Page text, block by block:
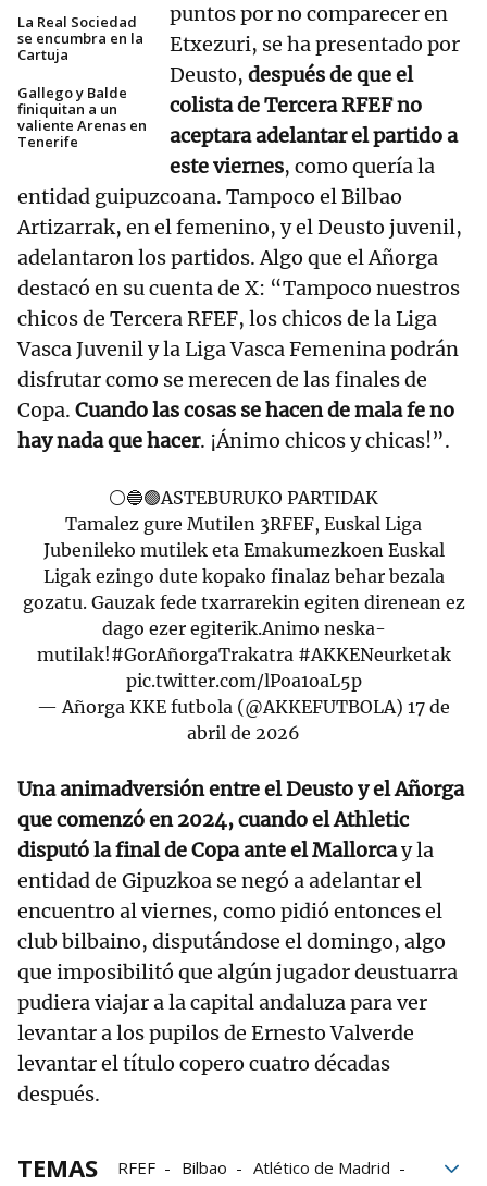
La Real Sociedad
se encumbra en la
Cartuja
Gallego y Balde
finiquitan a un
valiente Arenas en
Tenerife
puntos por no comparecer en
Etxezuri, se ha presentado por
Deusto, después de que el
colista de Tercera RFEF no
aceptara adelantar el partido a
este viernes, como quería la
entidad guipuzcoana. Tampoco el Bilbao
Artizarrak, en el femenino, y el Deusto juvenil,
adelantaron los partidos. Algo que el Añorga
destacó en su cuenta de X: “Tampoco nuestros
chicos de Tercera RFEF, los chicos de la Liga
Vasca Juvenil y la Liga Vasca Femenina podrán
disfrutar como se merecen de las finales de
Copa. Cuando las cosas se hacen de mala fe no
hay nada que hacer. ¡Ánimo chicos y chicas!”.
⚪️🔵🟢ASTEBURUKO PARTIDAK
Tamalez gure Mutilen 3RFEF, Euskal Liga
Jubenileko mutilek eta Emakumezkoen Euskal
Ligak ezingo dute kopako finalaz behar bezala
gozatu. Gauzak fede txarrarekin egiten direnean ez
dago ezer egiterik.Animo neska-
mutilak!#GorAñorgaTrakatra #AKKENeurketak
pic.twitter.com/lPoa1oaL5p
— Añorga KKE futbola (@AKKEFUTBOLA) 17 de
abril de 2026
Una animadversión entre el Deusto y el Añorga
que comenzó en 2024, cuando el Athletic
disputó la final de Copa ante el Mallorcay la
entidad de Gipuzkoa se negó a adelantar el
encuentro al viernes, como pidió entonces el
club bilbaino, disputándose el domingo, algo
que imposibilitó que algún jugador deustuarra
pudiera viajar a la capital andaluza para ver
levantar a los pupilos de Ernesto Valverde
levantar el título copero cuatro décadas
después.
TEMAS RFEF Bilbao Atlético de Madrid